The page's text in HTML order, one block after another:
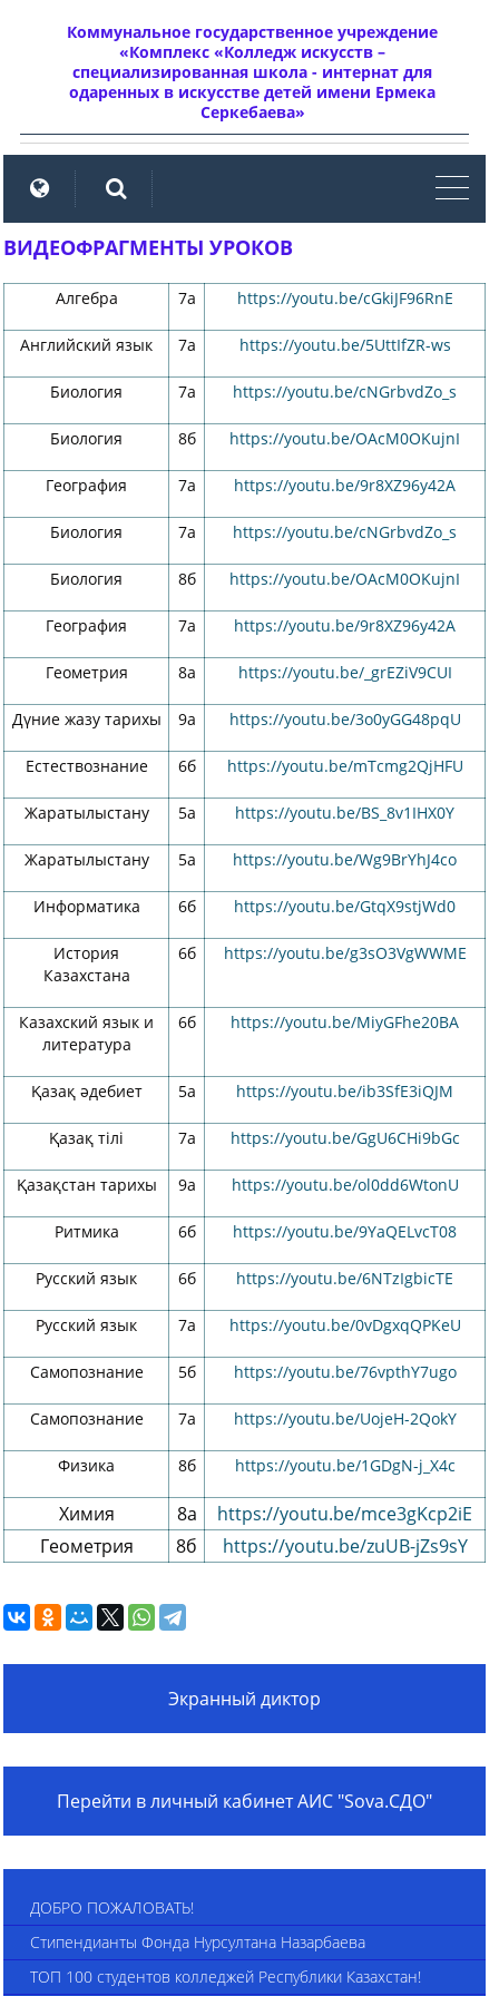
Коммунальное государственное учреждение
«Комплекс «Колледж искусств –
специализированная школа - интернат для
одаренных в искусстве детей имени Ермека
Серкебаева»
ВИДЕОФРАГМЕНТЫ УРОКОВ
Алгебра 7а https://youtu.be/cGkiJF96RnE
Английский язык 7а https://youtu.be/5UttIfZR-ws
Биология 7а https://youtu.be/cNGrbvdZo_s
Биология 8б https://youtu.be/OAcM0OKujnI
География 7а https://youtu.be/9r8XZ96y42A
Биология 7а https://youtu.be/cNGrbvdZo_s
Биология 8б https://youtu.be/OAcM0OKujnI
География 7а https://youtu.be/9r8XZ96y42A
Геометрия 8а https://youtu.be/_grEZiV9CUI
Дүние жазу тарихы 9а https://youtu.be/3o0yGG48pqU
Естествознание 6б https://youtu.be/mTcmg2QjHFU
Жаратылыстану 5а https://youtu.be/BS_8v1IHX0Y
Жаратылыстану 5а https://youtu.be/Wg9BrYhJ4co
Информатика 6б https://youtu.be/GtqX9stjWd0
История
Казахстана
6б https://youtu.be/g3sO3VgWWME
Казахский язык и
литература
6б https://youtu.be/MiyGFhe20BA
Қазақ әдебиет 5а https://youtu.be/ib3SfE3iQJM
Қазақ тілі 7а https://youtu.be/GgU6CHi9bGc
Қазақстан тарихы 9а https://youtu.be/ol0dd6WtonU
Ритмика 6б https://youtu.be/9YaQELvcT08
Русский язык 6б https://youtu.be/6NTzIgbicTE
Русский язык 7а https://youtu.be/0vDgxqQPKeU
Самопознание 5б https://youtu.be/76vpthY7ugo
Самопознание 7а https://youtu.be/UojeH-2QokY
Физика 8б https://youtu.be/1GDgN-j_X4c
Химия 8а
https://youtu.be/mce3gKcp2iE
Геометрия
8б https://youtu.be/zuUB-jZs9sY
Экранный диктор
Перейти в личный кабинет АИС "Sova.СДО"
ДОБРО ПОЖАЛОВАТЬ!
Стипендианты Фонда Нурсултана Назарбаева
ТОП 100 студентов колледжей Республики Казахстан!